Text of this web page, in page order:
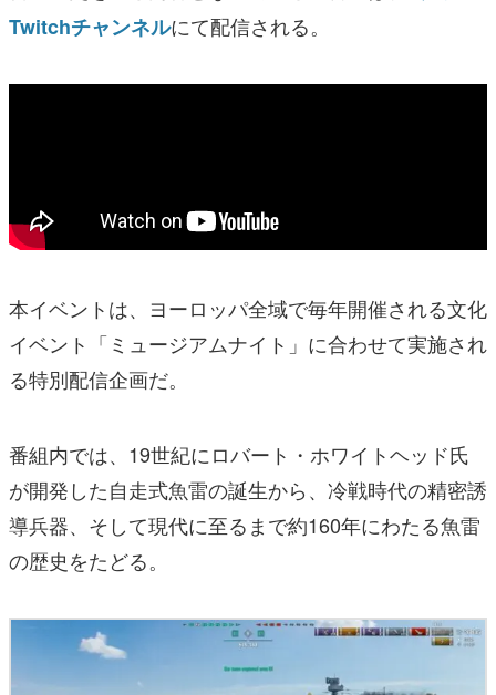
Twitchチャンネルにて配信される。
本イベントは、ヨーロッパ全域で毎年開催される文化
イベント「ミュージアムナイト」に合わせて実施され
る特別配信企画だ。
番組内では、19世紀にロバート・ホワイトヘッド氏
が開発した自走式魚雷の誕生から、冷戦時代の精密誘
導兵器、そして現代に至るまで約160年にわたる魚雷
の歴史をたどる。